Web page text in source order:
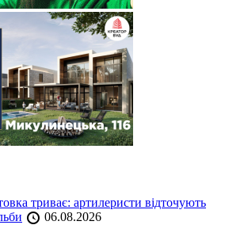
триває: артилеристи відточують
06.08.2026